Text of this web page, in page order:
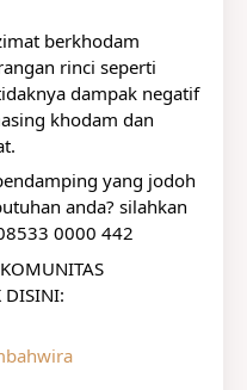
berkhodam
rinci seperti
dampak negatif
khodam dan
yang jodoh
anda? silahkan
0000 442
DISINI: